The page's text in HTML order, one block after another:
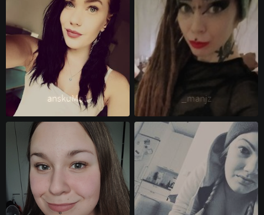
anskuMo1 _manjz